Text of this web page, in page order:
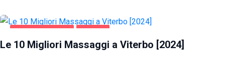
INTRATTENIMENTO VITERBO
Le 10 Migliori Massaggi a Viterbo [2024]